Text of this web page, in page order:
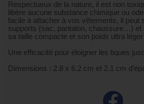
Respectueux de la nature, il est non
libère aucune substance chimique ou
facile à attacher à vos vêtements, il peut
supports (sac, pantalon, chaussure…) et
sa taille compacte et son poids ultra
Une efficacité pour éloigner les tiques
Dimensions : 2.8 x 6.2 cm et 2.1 cm